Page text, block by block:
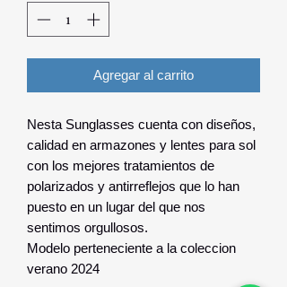
Agregar al carrito
Nesta Sunglasses cuenta con diseños,
calidad en armazones y lentes para sol
con los mejores tratamientos de
polarizados y antirreflejos que lo han
puesto en un lugar del que nos
sentimos orgullosos.
Modelo perteneciente a la coleccion
verano 2024